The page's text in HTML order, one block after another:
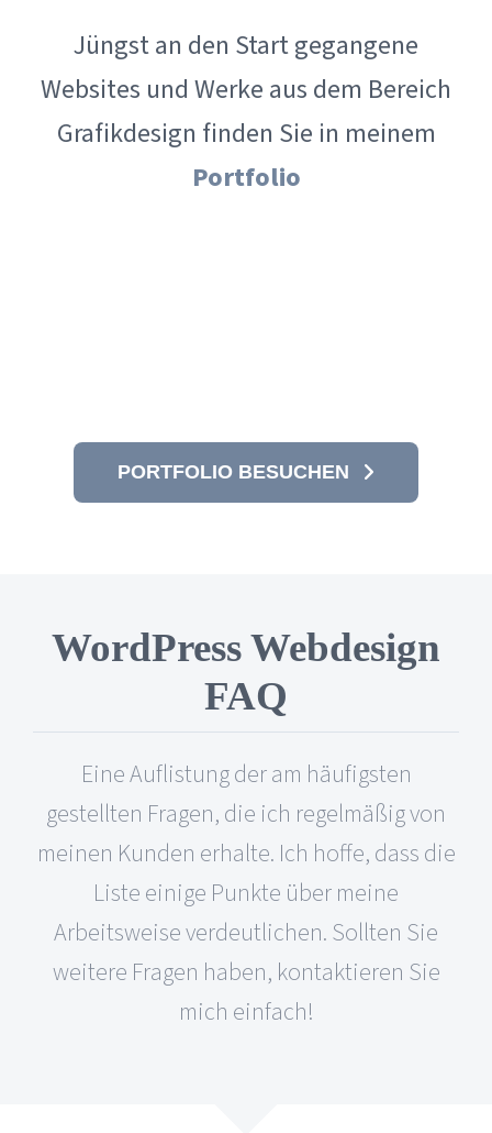
Jüngst an den Start gegangene
Websites und Werke aus dem Bereich
Grafikdesign finden Sie in meinem
Portfolio
PORTFOLIO BESUCHEN
WordPress Webdesign
FAQ
Eine Auflistung der am häufigsten
gestellten Fragen, die ich regelmäßig von
meinen Kunden erhalte. Ich hoffe, dass die
Liste einige Punkte über meine
Arbeitsweise verdeutlichen. Sollten Sie
weitere Fragen haben, kontaktieren Sie
mich einfach!